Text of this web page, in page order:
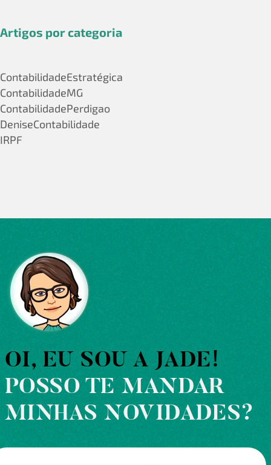
Artigos por categoria
ContabilidadeEstratégica
ContabilidadeMG
ContabilidadePerdigao
DeniseContabilidade
IRPF
OI, EU SOU A JADE!
POSSO TE MANDAR
MINHAS NOVIDADES?